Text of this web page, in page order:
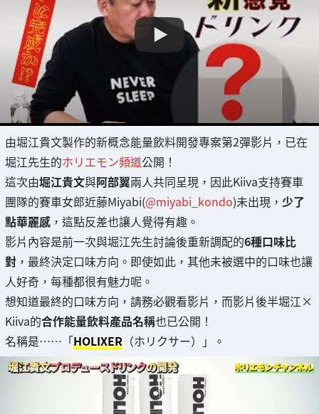
由堀江貴文製作的新概念能量飲料開發專案第2彈影片，已在
堀江先生的ホリエモン頻道公開！
這次由堀江貴文與阿部翼兩人共同呈現，因此Kiiva支持賽車
團隊的賽車女郎近藤Miyabi(@miyabi_kondo)未出現， 少了
點華麗感 ，這點反差也讓人覺得有趣。
影片內容是前一次與堀江先生討論後重新調配的6種口味比
對 ，最終決定口味方向。即使如此，其他未被選中的口味也讓
人好奇，每種都很有魅力呢。
想知道最終的口味方向，請務必觀看影片，而影片後半堀江×
Kiiva的合作能量飲料產品名稱也已公開！
名稱是……「HOLIXER （ホリクサー）」。